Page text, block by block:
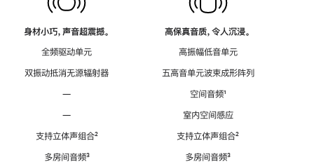
身材小巧，声音超震撼。
全频驱动单元
双振动抵消无源辐射器
—
—
支持立体声组合脚
²
多房间音频脚
³
高保真音质，令人沉浸。
高振幅低音单元
五高音单元波束成形阵列
空间音频脚
¹
室内空间感应
支持立体声组合脚
²
多房间音频脚
³